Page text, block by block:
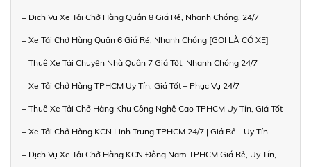
+ Dịch Vụ Xe Tải Chở Hàng Quận 8 Giá Rẻ, Nhanh Chóng, 24/7
+ Xe Tải Chở Hàng Quận 6 Giá Rẻ, Nhanh Chóng [GỌI LÀ CÓ XE]
+ Thuê Xe Tải Chuyển Nhà Quận 7 Giá Tốt, Nhanh Chóng 24/7
+ Xe Tải Chở Hàng TPHCM Uy Tín, Giá Tốt – Phục Vụ 24/7
+ Thuê Xe Tải Chở Hàng Khu Công Nghệ Cao TPHCM Uy Tín, Giá Tốt
+ Xe Tải Chở Hàng KCN Linh Trung TPHCM 24/7 | Giá Rẻ - Uy Tín
+ Dịch Vụ Xe Tải Chở Hàng KCN Đông Nam TPHCM Giá Rẻ, Uy Tín,